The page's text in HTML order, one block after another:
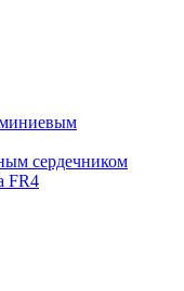
сердечником
FR4